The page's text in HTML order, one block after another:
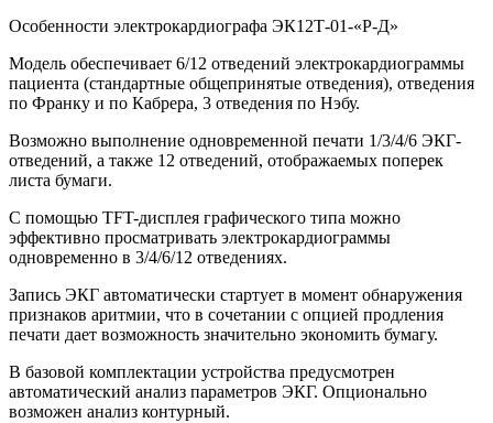
Особенности электрокардиографа ЭК12Т-01-«Р-Д»
Модель обеспечивает 6/12 отведений электрокардиограммы
пациента (стандартные общепринятые отведения), отведения
по Франку и по Кабрера, 3 отведения по Нэбу.
Возможно выполнение одновременной печати 1/3/4/6 ЭКГ-
отведений, а также 12 отведений, отображаемых поперек
листа бумаги.
С помощью TFT-дисплея графического типа можно
эффективно просматривать электрокардиограммы
одновременно в 3/4/6/12 отведениях.
Запись ЭКГ автоматически стартует в момент обнаружения
признаков аритмии, что в сочетании с опцией продления
печати дает возможность значительно экономить бумагу.
В базовой комплектации устройства предусмотрен
автоматический анализ параметров ЭКГ. Опционально
возможен анализ контурный.